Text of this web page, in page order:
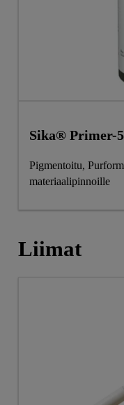
Sika® Primer-
Pigmentoitu,
materiaalipinnoille
Liimat